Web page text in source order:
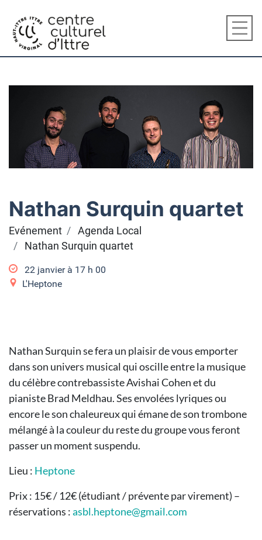
Nathan Surquin quartet
Evénement
Agenda Local
Nathan Surquin quartet
22 janvier à 17 h 00
L'Heptone
Nathan Surquin se fera un plaisir de vous emporter
dans son univers musical qui oscille entre la musique
du célèbre contrebassiste Avishai Cohen et du
pianiste Brad Meldhau. Ses envolées lyriques ou
encore le son chaleureux qui émane de son trombone
mélangé à la couleur du reste du groupe vous feront
passer un moment suspendu.
Lieu : Heptone
Prix : 15€ / 12€ (étudiant / prévente par virement) –
réservations :asbl.heptone@gmail.com